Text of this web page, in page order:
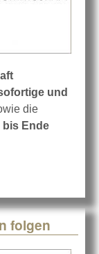
und
die
bis Ende
folgen